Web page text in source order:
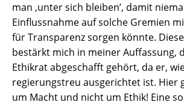
man ,unter sich bleiben’, damit
Einflussnahme auf solche Gremien
für Transparenz sorgen könnte.
bestärkt mich in meiner Auffassung,
Ethikrat abgeschafft gehört, da er,
regierungstreu ausgerichtet ist. Hier
um Macht und nicht um Ethik! Eine